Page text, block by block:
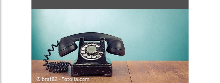
© brat82 - Fotolia.com